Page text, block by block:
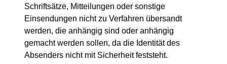
Schriftsätze, Mitteilungen oder sonstige
Einsendungen nicht zu Verfahren übersandt
werden, die anhängig sind oder anhängig
gemacht werden sollen, da die Identität des
Absenders nicht mit Sicherheit feststeht.